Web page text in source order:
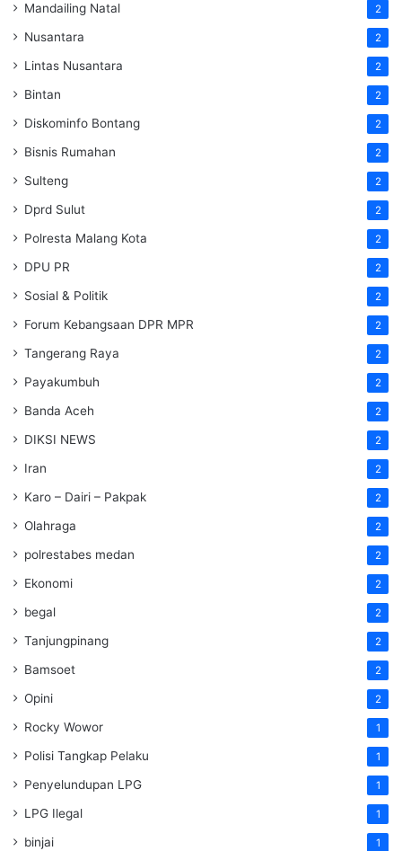
Mandailing Natal 2
Nusantara 2
Lintas Nusantara 2
Bintan 2
Diskominfo Bontang 2
Bisnis Rumahan 2
Sulteng 2
Dprd Sulut 2
Polresta Malang Kota 2
DPU PR 2
Sosial & Politik 2
Forum Kebangsaan DPR MPR 2
Tangerang Raya 2
Payakumbuh 2
Banda Aceh 2
DIKSI NEWS 2
Iran 2
Karo – Dairi – Pakpak 2
Olahraga 2
polrestabes medan 2
Ekonomi 2
begal 2
Tanjungpinang 2
Bamsoet 2
Opini 2
Rocky Wowor 1
Polisi Tangkap Pelaku 1
Penyelundupan LPG 1
LPG Ilegal 1
binjai 1